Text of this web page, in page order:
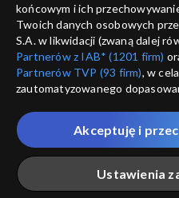
końcowym i ich
Twoich danych osobowych
S.A. w likwidacji (zwaną dalej
Partnerów z IAB* (1201 firm)
Partnerów TVP (93 firm), w
zautomatyzowanego
które wskazujemy poniżej, a
przez nas identyfikatora PPID
Twoje dane osobowe zbierane
Ciebie naszych
„Portalem”, w tym informacje
Ustawienia
Akceptuję i